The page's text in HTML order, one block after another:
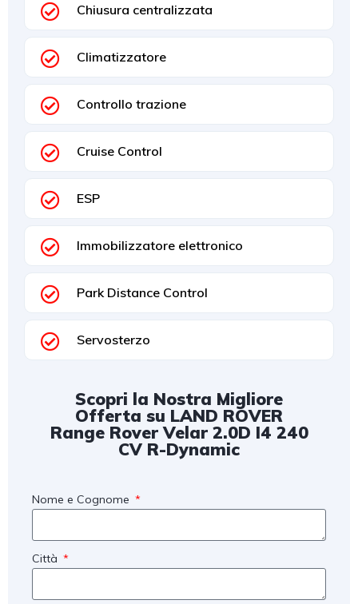
Chiusura centralizzata
Climatizzatore
Controllo trazione
Cruise Control
ESP
Immobilizzatore elettronico
Park Distance Control
Servosterzo
Scopri la Nostra Migliore
Offerta su LAND ROVER
Range Rover Velar 2.0D I4 240
CV R-Dynamic
Nome e Cognome
Città